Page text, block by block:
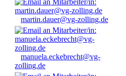
martin.dauer@vg-zolling.de
manuela.eckebrecht@vg-
zolling.de